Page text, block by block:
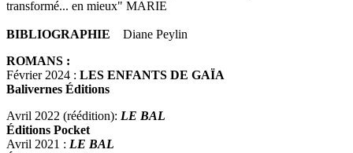
transformé... en mieux" MARIE
BIBLIOGRAPHIE Diane Peylin
ROMANS :
Février 2024 : LES ENFANTS DE GAÏA
Balivernes Éditions
Avril 2022 (réédition): LE BAL
Éditions Pocket
Avril 2021 : LE BAL